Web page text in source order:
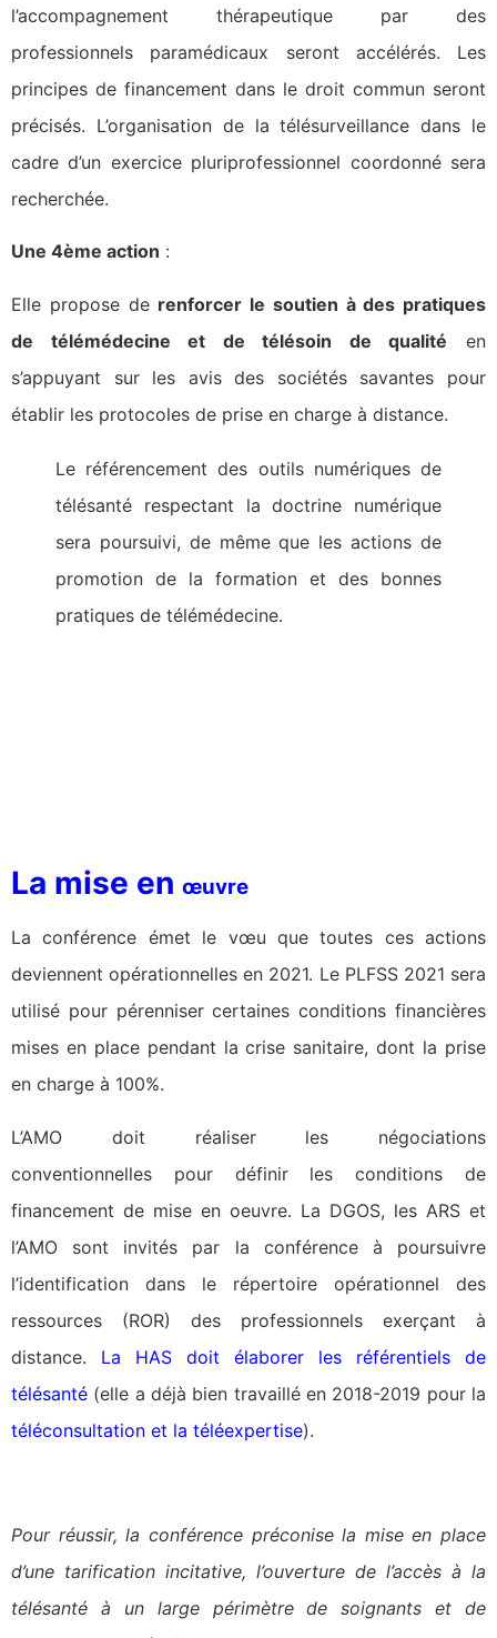
l’accompagnement thérapeutique par des
professionnels paramédicaux seront accélérés. Les
principes de financement dans le droit commun seront
précisés. L’organisation de la télésurveillance dans le
cadre d’un exercice pluriprofessionnel coordonné sera
recherchée.
Une 4ème action :
Elle propose de renforcer le soutien à des pratiques
de télémédecine et de télésoin de qualité en
s’appuyant sur les avis des sociétés savantes pour
établir les protocoles de prise en charge à distance.
Le référencement des outils numériques de
télésanté respectant la doctrine numérique
sera poursuivi, de même que les actions de
promotion de la formation et des bonnes
pratiques de télémédecine.
La mise en œuvre
La conférence émet le vœu que toutes ces actions
deviennent opérationnelles en 2021. Le PLFSS 2021 sera
utilisé pour pérenniser certaines conditions financières
mises en place pendant la crise sanitaire, dont la prise
en charge à 100%.
L’AMO doit réaliser les négociations
conventionnelles pour définir les conditions de
financement de mise en oeuvre. La DGOS, les ARS et
l’AMO sont invités par la conférence à poursuivre
l’identification dans le répertoire opérationnel des
ressources (ROR) des professionnels exerçant à
distance. La HAS doit élaborer les référentiels de
télésanté (elle a déjà bien travaillé en 2018-2019 pour la
téléconsultation et la téléexpertise).
Pour réussir, la conférence préconise la mise en place
d’une tarification incitative, l’ouverture de l’accès à la
télésanté à un large périmètre de soignants et de